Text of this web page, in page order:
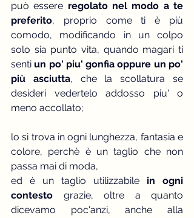
può essere regolato nel modo a te
preferito, proprio come ti è più
comodo, modificando in un colpo
solo sia punto vita, quando magari ti
senti un po' piu' gonfia oppure un po'
più asciutta, che la scollatura se
desideri vedertelo addosso piu' o
meno accollato;
lo si trova in ogni lunghezza, fantasia e
colore, perchè è un taglio che non
passa mai di moda,
ed è un taglio utilizzabile in ogni
contesto
dicevamo poc'anzi, anche alla